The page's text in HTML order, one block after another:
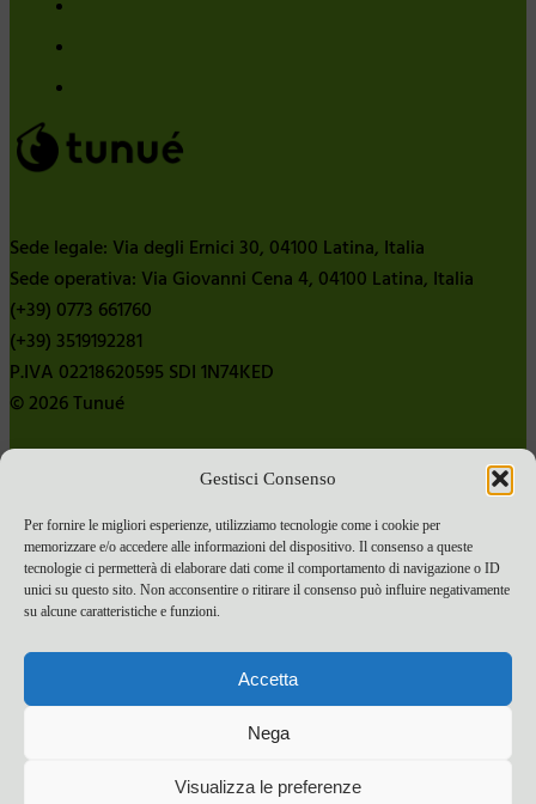
Gestisci Consenso
Per fornire le migliori esperienze, utilizziamo tecnologie come i cookie per
memorizzare e/o accedere alle informazioni del dispositivo. Il consenso a queste
tecnologie ci permetterà di elaborare dati come il comportamento di navigazione o ID
unici su questo sito. Non acconsentire o ritirare il consenso può influire negativamente
su alcune caratteristiche e funzioni.
Accetta
Nega
Visualizza le preferenze
Sede legale: Via degli Ernici 30, 04100 Latina, Italia
Sede operativa: Via Giovanni Cena 4, 04100 Latina, Italia
(+39) 0773 661760
(+39) 3519192281
P.IVA 02218620595 SDI 1N74KED
© 2026 Tunué
Contatti
Pubblica con noi
Termini e condizioni e-commerce
Spese di spedizione
Privacy Policy
Bandi 2025